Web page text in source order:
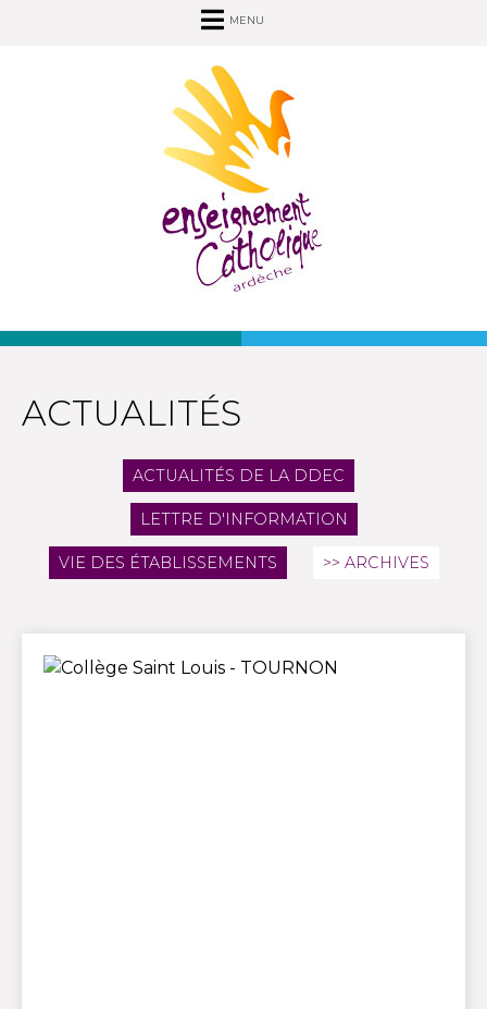
MENU
ACTUALITÉS
ACTUALITÉS DE LA DDEC
LETTRE D'INFORMATION
VIE DES ÉTABLISSEMENTS >> ARCHIVES